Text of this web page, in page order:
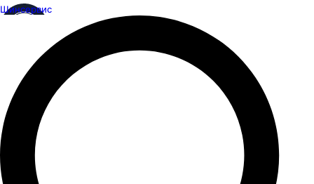
Шинсервис